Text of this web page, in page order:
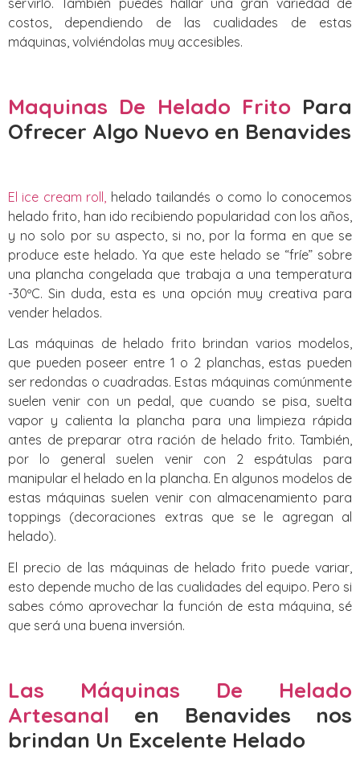
costos, dependiendo de las cualidades de estas
máquinas, volviéndolas muy accesibles.
Maquinas De Helado Frito Para
Ofrecer Algo Nuevo en Benavides
El ice cream roll, helado tailandés o como lo conocemos
helado frito, han ido recibiendo popularidad con los años,
y no solo por su aspecto, si no, por la forma en que se
produce este helado. Ya que este helado se “fríe” sobre
una plancha congelada que trabaja a una temperatura
-30ºC. Sin duda, esta es una opción muy creativa para
vender helados.
Las máquinas de helado frito brindan varios modelos,
que pueden poseer entre 1 o 2 planchas, estas pueden
ser redondas o cuadradas. Estas máquinas comúnmente
suelen venir con un pedal, que cuando se pisa, suelta
vapor y calienta la plancha para una limpieza rápida
antes de preparar otra ración de helado frito. También,
por lo general suelen venir con 2 espátulas para
manipular el helado en la plancha. En algunos modelos de
estas máquinas suelen venir con almacenamiento para
toppings (decoraciones extras que se le agregan al
helado).
El precio de las máquinas de helado frito puede variar,
esto depende mucho de las cualidades del equipo. Pero si
sabes cómo aprovechar la función de esta máquina, sé
que será una buena inversión.
Las Máquinas De Helado
Artesanal en Benavides nos
brindan Un Excelente Helado